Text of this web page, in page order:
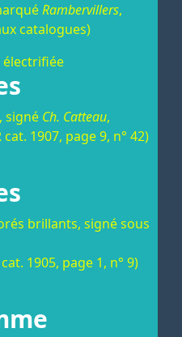
Rambervillers,
catalogues)
signé Ch. Catteau,
1907, page 9, n° 42)
brillants, signé sous
1905, page 1, n° 9)